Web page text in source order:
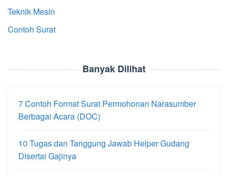
Teknik Mesin
Contoh Surat
Banyak Dilihat
7 Contoh Format Surat Permohonan Narasumber
Berbagai Acara (DOC)
10 Tugas dan Tanggung Jawab Helper Gudang
Disertai Gajinya